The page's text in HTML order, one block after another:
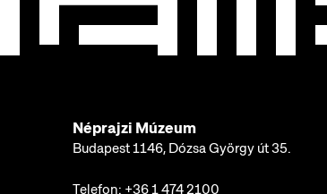
Néprajzi Múzeum
Budapest 1146, Dózsa György út 35.
Telefon: +36 1 474 2100